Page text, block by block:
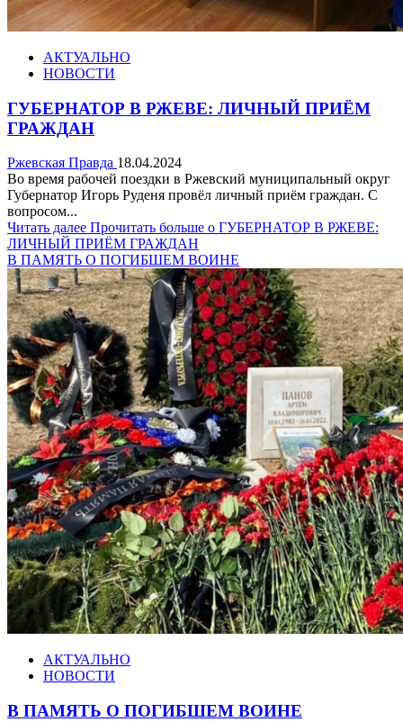
АКТУАЛЬНО
НОВОСТИ
ГУБЕРНАТОР В РЖЕВЕ: ЛИЧНЫЙ ПРИЁМ
ГРАЖДАН
Ржевская Правда 18.04.2024
Во время рабочей поездки в Ржевский муниципальный округ
Губернатор Игорь Руденя провёл личный приём граждан. С
вопросом...
Читать далее Прочитать больше о ГУБЕРНАТОР В РЖЕВЕ:
ЛИЧНЫЙ ПРИЁМ ГРАЖДАН
В ПАМЯТЬ О ПОГИБШЕМ ВОИНЕ
АКТУАЛЬНО
НОВОСТИ
В ПАМЯТЬ О ПОГИБШЕМ ВОИНЕ